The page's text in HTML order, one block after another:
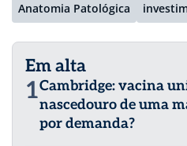
Anatomia Patológica
Em alta
1Cambridge: vacina
nascedouro de uma
por demanda?